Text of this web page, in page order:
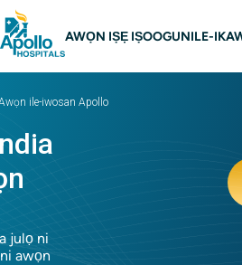
AWỌN IṢẸ IṢOOGUNILE-
ile-iwosan Apollo
julọ ni
awọn